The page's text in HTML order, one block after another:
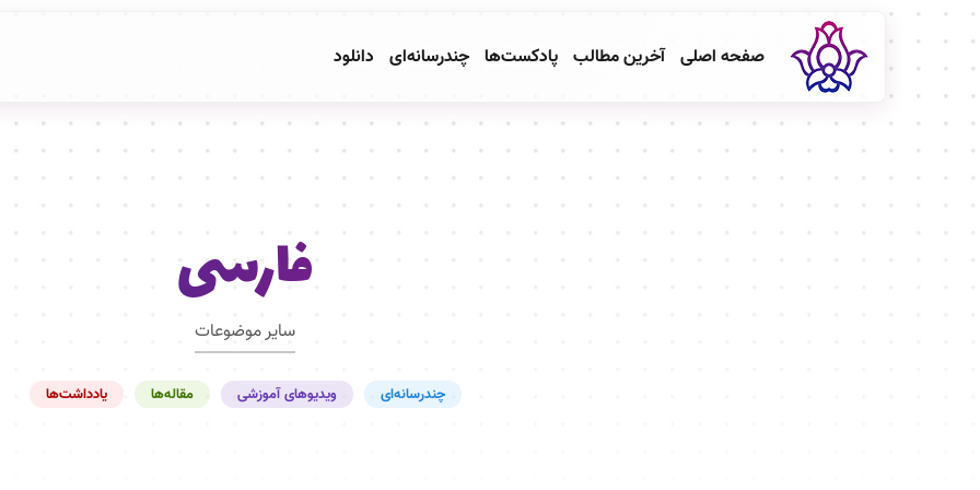
صفحه اصلی آخرین مطالب پادکست‌ها چندرسانه‌ای دانلود
فارسی
سایر موضوعات
چندرسانه‌ای ویدیوهای آموزشی مقاله‌ها یادداشت‌ها